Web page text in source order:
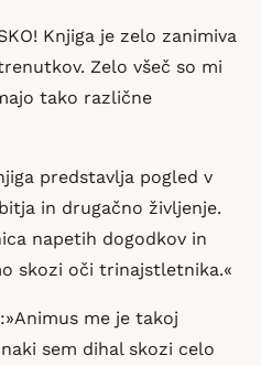
Knjiga je zelo zanimiva
Zelo všeč so mi
tako različne
predstavlja pogled v
in drugačno življenje.
napetih dogodkov in
skozi oči trinajstletnika.«
me je takoj
sem dihal skozi celo